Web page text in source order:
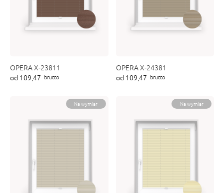
OPERA X-23811
od 109,47 brutto
OPERA X-24381
od 109,47 brutto
Na wymiar Na wymiar